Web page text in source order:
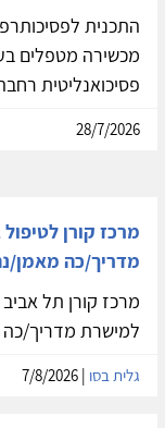
התכנית
מכשירה מטפלים
פסיכואנליטית
28/7/2026
מרכז קורן
מדריך/כה מאמן/
מרכז קורן תל
למישרת מדריך/כה
גלית בסו | 7/8/2026